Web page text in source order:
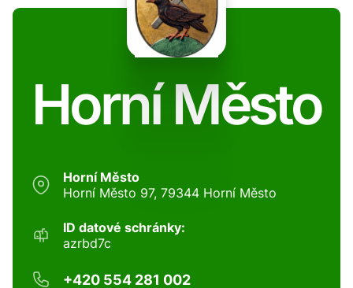
Horní Město
Horní Město
Horní Město 97, 79344 Horní Město
ID datové schránky:
azrbd7c
+420 554 281 002